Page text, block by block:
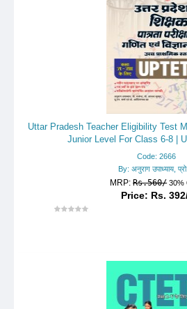
Uttar Pradesh Teacher Eligibility Test
Junior Level For Class 6-8 |
Code: 2666
By: अनुराग उपाध्याय,
MRP:Rs.560/ 30%
Price: Rs.